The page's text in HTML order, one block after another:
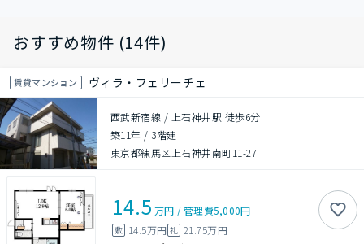
おすすめ物件 (14件)
賃貸マンション ヴィラ・フェリーチェ
西武新宿線 / 上石神井駅 徒歩6分
築11年 / 3階建
東京都練馬区上石神井南町11-27
14.5 万円 /管理費5,000円
敷 14.5万円 礼 21.75万円